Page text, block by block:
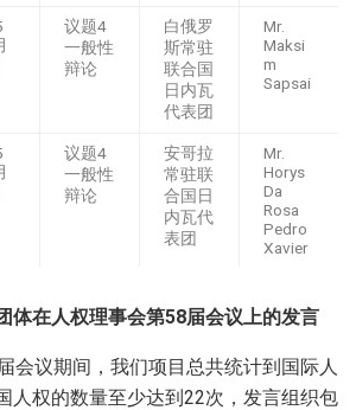
议题4
一般性
辩论
白俄罗
斯常驻
联合国
日内瓦
代表团
Mr.
Maksi
m
Sapsai
议题4
一般性
辩论
安哥拉
常驻联
合国日
内瓦代
表团
Mr.
Horys
Da
Rosa
Pedro
Xavier
体在人权理事会第58届会议上的发言
会议期间，我们项目总共统计到国际人
人权的数量至少达到22次，发言组织包